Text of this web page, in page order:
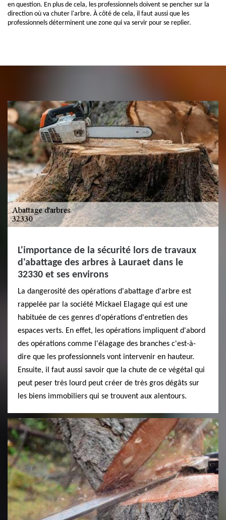
en question. En plus de cela, les professionnels doivent se pencher sur la
direction où va chuter l'arbre. À côté de cela, il faut aussi que les
professionnels déterminent une zone qui va servir pour se replier.
L'importance de la sécurité lors de travaux
d'abattage des arbres à Lauraet dans le
32330 et ses environs
La dangerosité des opérations d'abattage d'arbre est
rappelée par la société Mickael Elagage qui est une
habituée de ces genres d'opérations d'entretien des
espaces verts. En effet, les opérations impliquent d'abord
des opérations comme l'élagage des branches c'est-à-
dire que les professionnels vont intervenir en hauteur.
Ensuite, il faut aussi savoir que la chute de ce végétal qui
peut peser très lourd peut créer de très gros dégâts sur
les biens immobiliers qui se trouvent aux alentours.